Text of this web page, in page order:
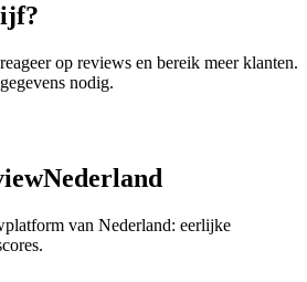
op reviews en bereik meer klanten.
nodig.
van Nederland: eerlijke